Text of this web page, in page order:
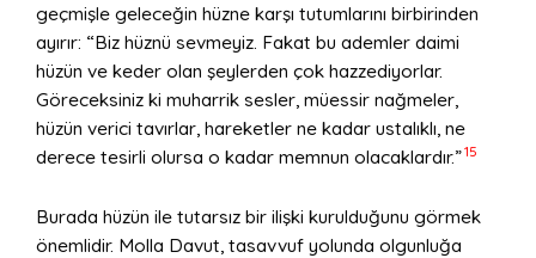
geçmişle geleceğin hüzne karşı tutumlarını birbirinden
ayırır: “Biz hüznü sevmeyiz. Fakat bu ademler daimi
hüzün ve keder olan şeylerden çok hazzediyorlar.
Göreceksiniz ki muharrik sesler, müessir nağmeler,
hüzün verici tavırlar, hareketler ne kadar ustalıklı, ne
derece tesirli olursa o kadar memnun olacaklardır.”15
Burada hüzün ile tutarsız bir ilişki kurulduğunu görmek
önemlidir. Molla Davut, tasavvuf yolunda olgunluğa